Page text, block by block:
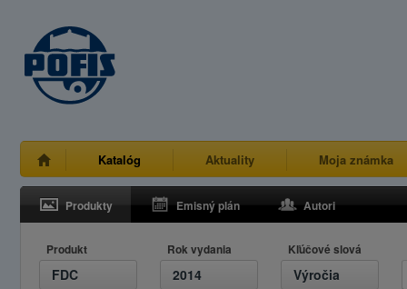
Katalóg Aktuality Moja známka
Produkty Emisný plán Autori
Produkt
FDC
Rok vydania
2014
Kľúčové slová
Výročia